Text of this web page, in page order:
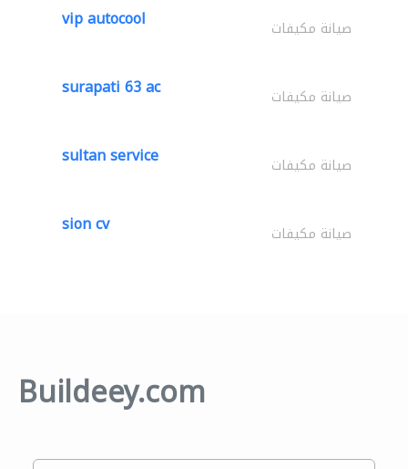
vip autocool صيانة مكيفات
surapati 63 ac صيانة مكيفات
sultan service صيانة مكيفات
sion cv صيانة مكيفات
Buildeey.com